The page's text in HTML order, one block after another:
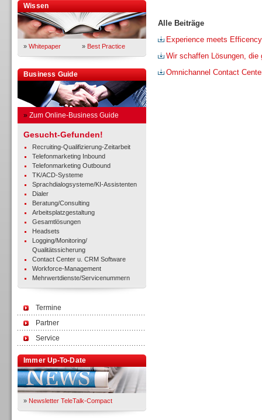
Wissen
» Whitepaper » Best Practice
Business Guide
» Zum Online-Business Guide
Gesucht-Gefunden!
Recruiting-Qualifizierung-Zeitarbeit
Telefonmarketing Inbound
Telefonmarketing Outbound
TK/ACD-Systeme
Sprachdialogsysteme/KI-Assistenten
Dialer
Beratung/Consulting
Arbeitsplatzgestaltung
Gesamtlösungen
Headsets
Logging/Monitoring/
Qualitätssicherung
Contact Center u. CRM Software
Workforce-Management
Mehrwertdienste/Servicenummern
Termine
Partner
Service
Immer Up-To-Date
» Newsletter TeleTalk-Compact
Alle Beiträge
Experience meets Efficency
Wir schaffen Lösungen, die
Omnichannel Contact